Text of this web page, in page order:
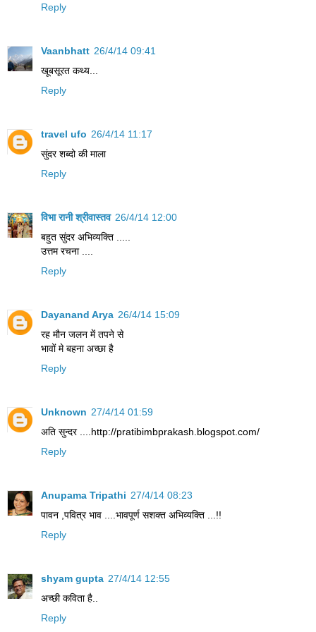
Reply
Vaanbhatt 26/4/14 09:41
खूबसूरत कथ्य...
Reply
travel ufo 26/4/14 11:17
सुंदर शब्दो की माला
Reply
विभा रानी श्रीवास्तव 26/4/14 12:00
बहुत सुंदर अभिव्यक्ति .....
उत्तम रचना ....
Reply
Dayanand Arya 26/4/14 15:09
रह मौन जलन में तपने से
भावों मे बहना अच्छा है
Reply
Unknown 27/4/14 01:59
अति सुन्दर ....http://pratibimbprakash.blogspot.com/
Reply
Anupama Tripathi 27/4/14 08:23
पावन ,पवित्र भाव ....भावपूर्ण सशक्त अभिव्यक्ति ...!!
Reply
shyam gupta 27/4/14 12:55
अच्छी कविता है..
Reply